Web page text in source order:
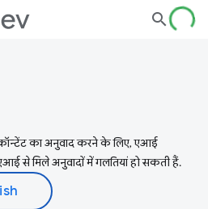
का अनुवाद करने के लिए, एआई
से मिले अनुवादों में गलतियां हो सकती हैं.